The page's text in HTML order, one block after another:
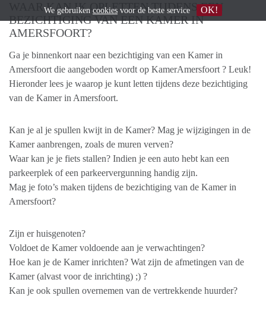
WAAR KAN IK OPLETTEN TIJDENS EEN
BEZICHTIGING VAN EEN KAMER IN
AMERSFOORT?
Ga je binnenkort naar een bezichtiging van een Kamer in
Amersfoort die aangeboden wordt op KamerAmersfoort ? Leuk!
Hieronder lees je waarop je kunt letten tijdens deze bezichtiging
van de Kamer in Amersfoort.
Kan je al je spullen kwijt in de Kamer? Mag je wijzigingen in de
Kamer aanbrengen, zoals de muren verven?
Waar kan je je fiets stallen? Indien je een auto hebt kan een
parkeerplek of een parkeervergunning handig zijn.
Mag je foto’s maken tijdens de bezichtiging van de Kamer in
Amersfoort?
Zijn er huisgenoten?
Voldoet de Kamer voldoende aan je verwachtingen?
Hoe kan je de Kamer inrichten? Wat zijn de afmetingen van de
Kamer (alvast voor de inrichting) ;) ?
Kan je ook spullen overnemen van de vertrekkende huurder?
We gebruiken cookies voor de beste service OK!